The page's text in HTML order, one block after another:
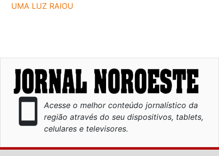
UMA LUZ RAIOU
smartphone
Acesse o melhor conteúdo jornalístico da
região através do seu dispositivos, tablets,
celulares e televisores.